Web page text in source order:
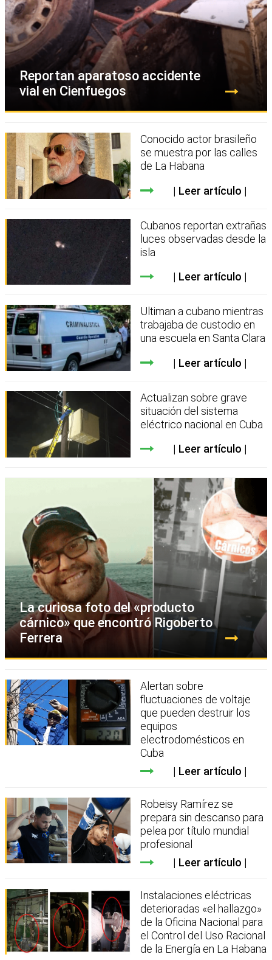
Reportan aparatoso accidente
vial en Cienfuegos
Conocido actor brasileño
se muestra por las calles
de La Habana
Leer artículo
Cubanos reportan extrañas
luces observadas desde la
isla
Leer artículo
Ultiman a cubano mientras
trabajaba de custodio en
una escuela en Santa Clara
Leer artículo
Actualizan sobre grave
situación del sistema
eléctrico nacional en Cuba
Leer artículo
La curiosa foto del «producto
cárnico» que encontró Rigoberto
Ferrera
Alertan sobre
fluctuaciones de voltaje
que pueden destruir los
equipos
electrodomésticos en
Cuba
Leer artículo
Robeisy Ramírez se
prepara sin descanso para
pelea por título mundial
profesional
Leer artículo
Instalaciones eléctricas
deterioradas «el hallazgo»
de la Oficina Nacional para
el Control del Uso Racional
de la Energía en La Habana